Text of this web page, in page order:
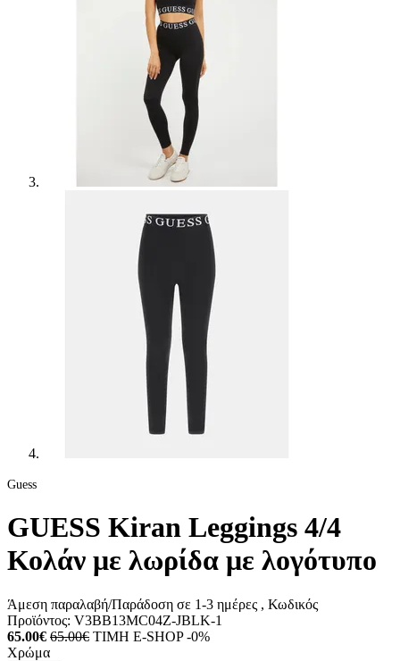
Guess
GUESS Kiran Leggings 4/4
Κολάν με λωρίδα με λογότυπο
Άμεση παραλαβή/Παράδοση σε 1-3 ημέρες , Κωδικός
Προϊόντος: V3BB13MC04Z-JBLK-1
65.00€ 65.00€ ΤΙΜΗ E-SHOP -0%
Χρώμα